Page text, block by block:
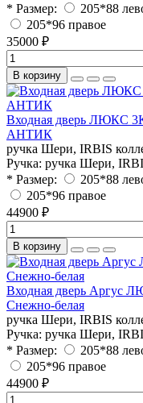
* Размер:
205*88
205*96 правое
35000 ₽
В корзину
Входная дверь ЛЮКС
АНТИК
ручка Шери, IRBIS
Ручка: ручка Шери,
* Размер:
205*88
205*96 правое
44900 ₽
В корзину
Входная дверь Аргус
Снежно-белая
ручка Шери, IRBIS
Ручка: ручка Шери,
* Размер:
205*88
205*96 правое
44900 ₽